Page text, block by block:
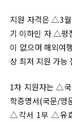
지원 자격은 △3
기 이하인 자 △평
이 없으며 해외여
상 최저 지원 가능
1차 지원자는 △
학증명서(국문/
△각서 1부 △유효